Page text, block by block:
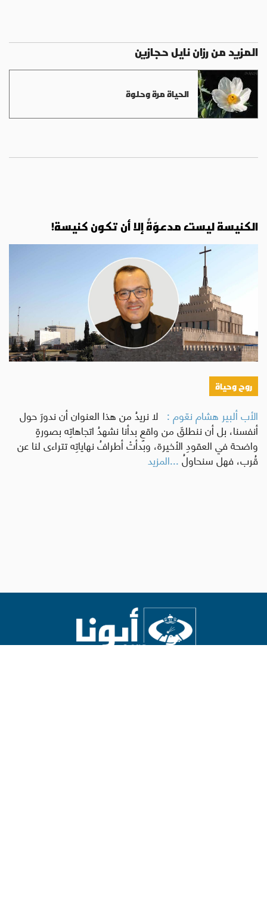
المزيد من رزان نايل حجازين
الحياة مرة وحلوة
الكنيسة ليست مدعوّةً إلا أن تكون كنيسة!
روح وحياة
الأب ألبير هشام نعّوم : لا نريدُ من هذا العنوان أن ندورَ حول
أنفسنا، بل أن ننطلقَ من واقعٍ بدأنا نشهدُ اتجاهاتِه بصورةٍ
واضحة في العقودِ الأخيرة، وبدأتْ أطرافُ نهاياتِه تتراءى لنا عن
قُرب، فهل سنحاولُ...المزيد